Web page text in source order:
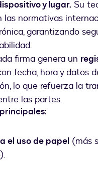
y lugar. Su
las normativas
garantizando
firma genera un
fecha, hora y datos
lo que refuerza la
las partes.
el uso de papel (más